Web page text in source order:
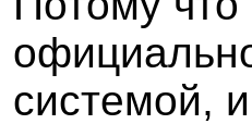
системой,